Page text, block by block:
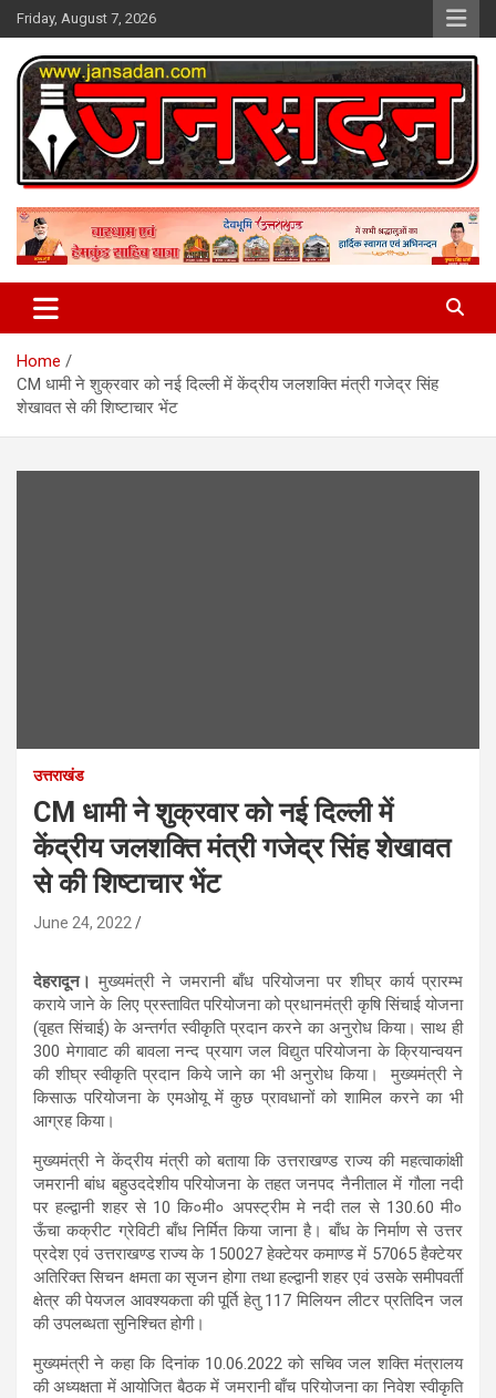
Skip
to
content
Friday, August 7, 2026
Jan Sadan
Home
CM धामी ने शुक्रवार को नई दिल्ली में केंद्रीय जलशक्ति मंत्री गजेद्र सिंह
शेखावत से की शिष्टाचार भेंट
उत्तराखंड
CM धामी ने शुक्रवार को नई दिल्ली में
केंद्रीय जलशक्ति मंत्री गजेद्र सिंह शेखावत
से की शिष्टाचार भेंट
June 24, 2022
देहरादून। मुख्यमंत्री ने जमरानी बाँध परियोजना पर शीघ्र कार्य प्रारम्भ
कराये जाने के लिए प्रस्तावित परियोजना को प्रधानमंत्री कृषि सिंचाई योजना
(वृहत सिंचाई) के अन्तर्गत स्वीकृति प्रदान करने का अनुरोध किया। साथ ही
300 मेगावाट की बावला नन्द प्रयाग जल विद्युत परियोजना के क्रियान्वयन
की शीघ्र स्वीकृति प्रदान किये जाने का भी अनुरोध किया। मुख्यमंत्री ने
किसाऊ परियोजना के एमओयू में कुछ प्रावधानों को शामिल करने का भी
आग्रह किया।
मुख्यमंत्री ने केंद्रीय मंत्री को बताया कि उत्तराखण्ड राज्य की महत्वाकांक्षी
जमरानी बांध बहुउददेशीय परियोजना के तहत जनपद नैनीताल में गौला नदी
पर हल्द्वानी शहर से 10 कि०मी० अपस्ट्रीम मे नदी तल से 130.60 मी०
ऊँचा कक्रीट ग्रेविटी बाँध निर्मित किया जाना है। बाँध के निर्माण से उत्तर
प्रदेश एवं उत्तराखण्ड राज्य के 150027 हेक्टेयर कमाण्ड में 57065 हैक्टेयर
अतिरिक्त सिचन क्षमता का सृजन होगा तथा हल्द्वानी शहर एवं उसके समीपवर्ती
क्षेत्र की पेयजल आवश्यकता की पूर्ति हेतु 117 मिलियन लीटर प्रतिदिन जल
की उपलब्धता सुनिश्चित होगी।
मुख्यमंत्री ने कहा कि दिनांक 10.06.2022 को सचिव जल शक्ति मंत्रालय
की अध्यक्षता में आयोजित बैठक में जमरानी बाँच परियोजना का निवेश स्वीकृति